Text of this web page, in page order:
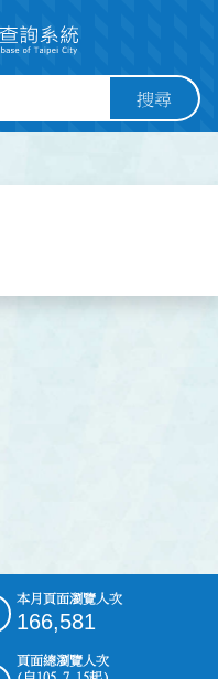
搜尋
本月頁面瀏覽人次
166,581
頁面總瀏覽人次